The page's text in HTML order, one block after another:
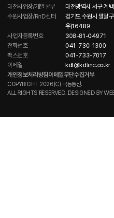
대전사업장/개발본부
대전광역시 서구 계
수원사업장/RnD센터
경기도 수원시 팔달
우)16489
사업자등록번호
308-81-04971
전화번호
041-730-1300
팩스번호
041-733-7017
이메일
kdt@kdtinc.co.kr
개인정보처리방침이메일무단수집거부
COPYRIGHT 2026(C) 극동통신.
ALL RIGHTS RESERVED. DESIGNED BY